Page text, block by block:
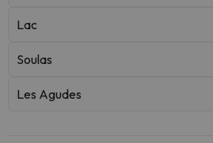
Lac
Soulas
Les Agudes